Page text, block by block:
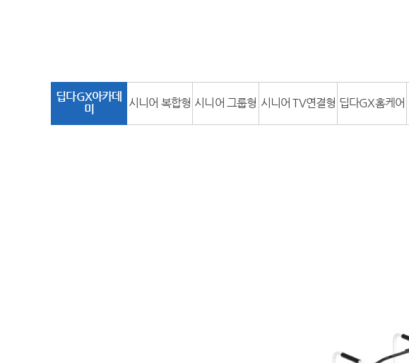
딥다GX아카데
미
시니어 복합형 시니어 그룹형 시니어 TV연결형 딥다GX홈케어